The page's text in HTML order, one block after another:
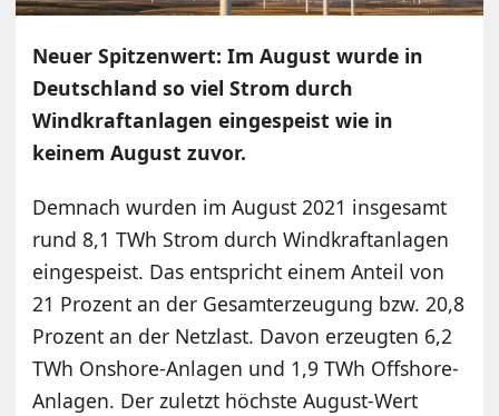
Neuer Spitzenwert: Im August wurde in
Deutschland so viel Strom durch
Windkraftanlagen eingespeist wie in
keinem August zuvor.
Demnach wurden im August 2021 insgesamt
rund 8,1 TWh Strom durch Windkraftanlagen
eingespeist. Das entspricht einem Anteil von
21 Prozent an der Gesamterzeugung bzw. 20,8
Prozent an der Netzlast. Davon erzeugten 6,2
TWh Onshore-Anlagen und 1,9 TWh Offshore-
Anlagen. Der zuletzt höchste August-Wert